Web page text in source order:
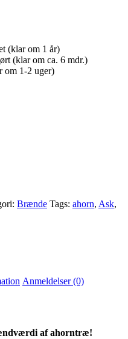
(klar om 1 år)
(klar om ca. 6 mdr.)
om 1-2 uger)
Brænde Tags: ahorn, Ask,
Anmeldelser (0)
af ahorntræ!